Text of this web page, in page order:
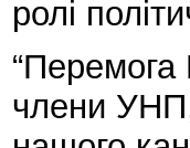
ролі
“Перемога
члени УНП,